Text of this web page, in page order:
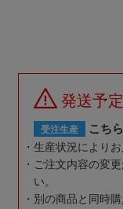
発送予
受注生産 こち
生産状況により
ご注文内容の変
い。
別の商品と同時